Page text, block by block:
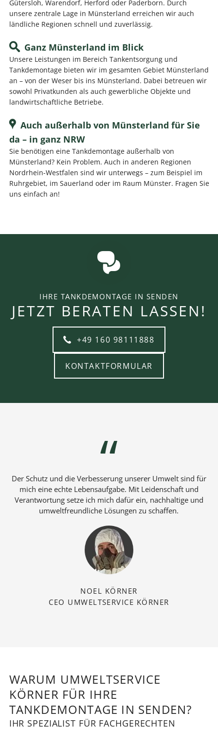
Gütersloh, Warendorf, Herford oder Paderborn. Durch
unsere zentrale Lage in Münsterland erreichen wir auch
ländliche Regionen schnell und zuverlässig.
Ganz Münsterland im Blick
Unsere Leistungen im Bereich Tankentsorgung und
Tankdemontage bieten wir im gesamten Gebiet Münsterland
an – von der Weser bis ins Münsterland. Dabei betreuen wir
sowohl Privatkunden als auch gewerbliche Objekte und
landwirtschaftliche Betriebe.
Auch außerhalb von Münsterland für Sie
da – in ganz NRW
Sie benötigen eine Tankdemontage außerhalb von
Münsterland? Kein Problem. Auch in anderen Regionen
Nordrhein-Westfalen sind wir unterwegs – zum Beispiel im
Ruhrgebiet, im Sauerland oder im Raum Münster. Fragen Sie
uns einfach an!
IHRE TANKDEMONTAGE IN SENDEN
JETZT BERATEN LASSEN!
+49 160 98111888
KONTAKTFORMULAR
Der Schutz und die Verbesserung unserer Umwelt sind für
mich eine echte Lebensaufgabe. Mit Leidenschaft und
Verantwortung setze ich mich dafür ein, nachhaltige und
umweltfreundliche Lösungen zu schaffen.
NOEL KÖRNER
CEO UMWELTSERVICE KÖRNER
WARUM UMWELTSERVICE
KÖRNER FÜR IHRE
TANKDEMONTAGE IN SENDEN?
IHR SPEZIALIST FÜR FACHGERECHTEN